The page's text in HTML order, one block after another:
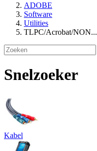
ADOBE
Software
Utilities
TLPC/Acrobat/NON...
Snelzoeker
Kabel